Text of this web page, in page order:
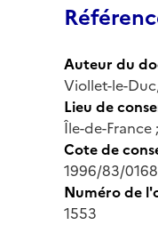
Auteur du
Viollet-le-
Lieu de
Île-de-
Cote de
1996/83/0168
Numéro de
1553